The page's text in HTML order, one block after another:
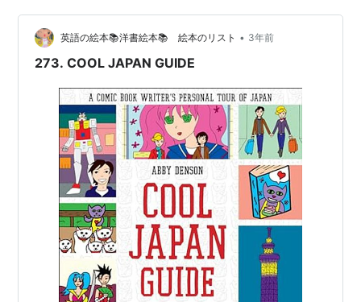
英語の絵本📚洋書絵本📚 絵本のリスト • 3年前
273. COOL JAPAN GUIDE